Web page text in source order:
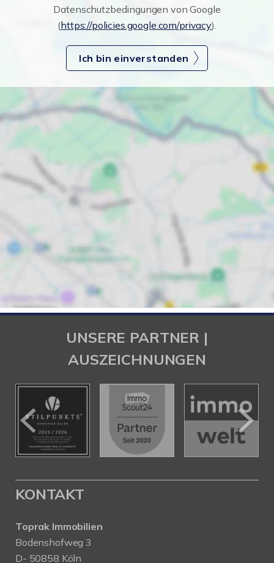
Datenschutzbedingungen von Google
(https://policies.google.com/privacy).
Ich bin einverstanden
UNSERE PARTNER |
AUSZEICHNUNGEN
KONTAKT
Toprak Immobilien
Bodenshofweg 3
D- 50858 Köln